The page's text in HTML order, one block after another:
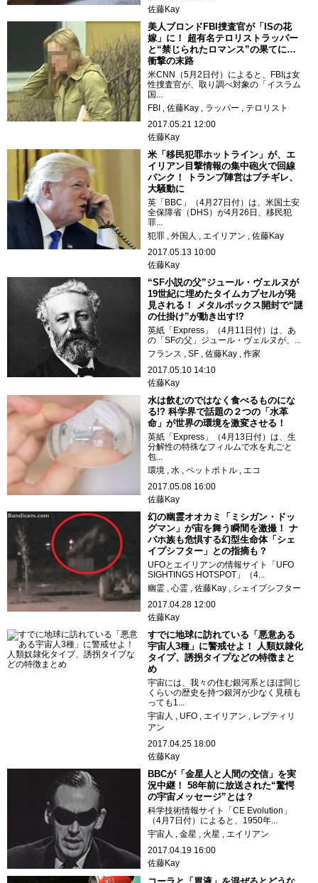
佐藤Kay
美人ブロンドFBI捜査官が「ISの花
嫁」に！ 超有名テロリストラッパー
と“禁じられたロマンス”の果てに…
衝撃の末路
米CNN（5月2日付）によると、FBIは女
性捜査官が、取り調べ対象の「イスラム
国...
FBI
佐藤Kay ラッパー
テロリスト
2017.05.21 12:00
佐藤Kay
米「移民犯罪ホットライン」が、エ
イリアン目撃情報の集中砲火で回線
パンク！ トランプ陣営はブチギレ、
大騒動に
英「BBC」（4月27日付）は、米国土安
全保障省（DHS）が4月26日、移民犯
罪...
犯罪
外国人 エイリアン
佐藤Kay
2017.05.13 10:00
佐藤Kay
“SF小説の父”ジュール・ヴェルヌが
19世紀に埋めたタイムカプセルが発
見される！ メタルボックス開封で“謎
の仕掛け”が動き出す!?
英紙「Express」（4月11日付）は、あ
の「SFの父」ジュール・ヴェルヌが、...
フランス
SF 佐藤Kay
作家
2017.05.10 14:10
佐藤Kay
水は飲むのではなく食べるものにな
る!? 科学界で話題の２つの「水革
命」が世界の環境を激変させる！
英紙「Express」（4月13日付）は、生
分解性の特殊なフィルムで水を丸ごと
包...
環境
水 ペットボトル
エコ
2017.05.08 16:00
佐藤Kay
幻の幽霊オオカミ「ミシガン・ドッ
グマン」が宙を舞う瞬間を激撮！ ナ
バホ族も危惧する幻型生命体「シェ
イプシフター」との指摘も？
UFOとエイリアンの情報サイト「UFO
SIGHTINGS HOTSPOT」（4...
幽霊
心霊 佐藤Kay
シェイプシフター
2017.04.28 12:00
佐藤Kay
すでに地球に訪れている「悪意ある
宇宙人3種」に警戒せよ！ 人類奴隷化
タイプ、誘拐タイプなどの特徴まと
め
宇宙には、我々の住む銀河系とほぼ同じ
くらいの歴史を持つ銀河が少なく見積も
っても1...
宇宙人
UFO エイリアン
レプティリ
アン
2017.04.25 18:00
佐藤Kay
BBCが「金星人と人間の交信」を実
況中継！ 58年前に放送された“驚愕
の宇宙メッセージ”とは？
科学技術情報サイト「CE Evolution」
（4月7日付）によると、1950年...
宇宙人
金星 火星
エイリアン
2017.04.19 16:00
佐藤Kay